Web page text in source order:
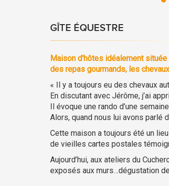
GÎTE ÉQUESTRE
Maison d'hôtes idéalement
des repas gourmands, les
« Il y a toujours eu des chevaux
En discutant avec Jérôme, j’ai
Il évoque une rando d’une
Alors, quand nous lui avons parlé
Cette maison a toujours été un
de vieilles cartes postales
Aujourd’hui, aux ateliers du
exposés aux murs…dégustation